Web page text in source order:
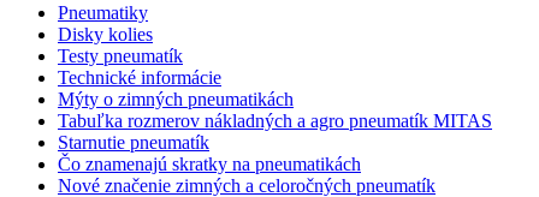
Pneumatiky
Disky kolies
Testy pneumatík
Technické informácie
Mýty o zimných pneumatikách
Tabuľka rozmerov nákladných a agro pneumatík MITAS
Starnutie pneumatík
Čo znamenajú skratky na pneumatikách
Nové značenie zimných a celoročných pneumatík